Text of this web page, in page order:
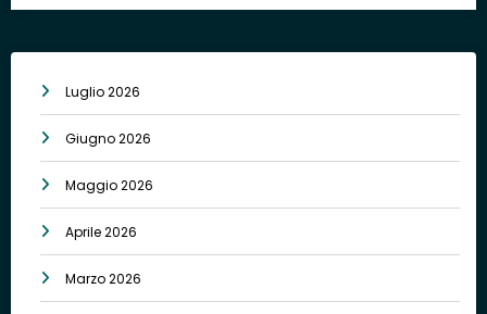
Luglio 2026
Giugno 2026
Maggio 2026
Aprile 2026
Marzo 2026